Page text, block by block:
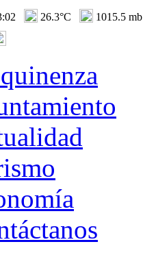
26.3°C 1015.5 mb